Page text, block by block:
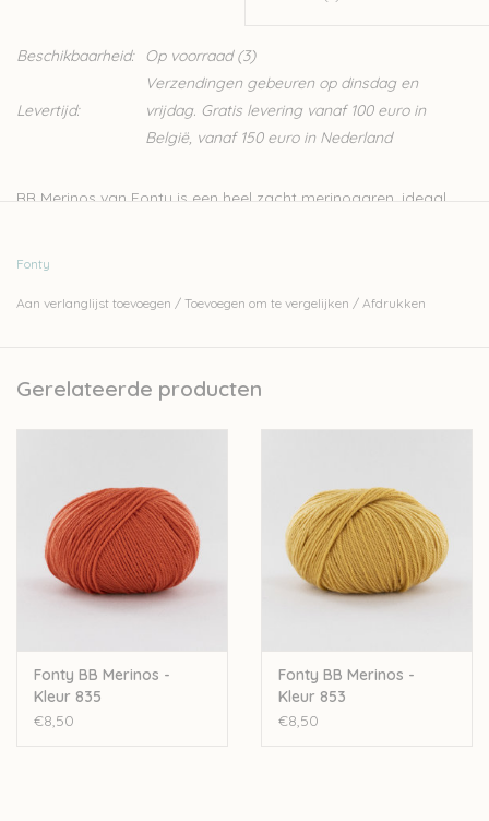
Beschikbaarheid: Op voorraad(3)
Levertijd:
Verzendingen gebeuren op dinsdag en
vrijdag. Gratis levering vanaf 100 euro in
België, vanaf 150 euro in Nederland
BB Merinos van Fonty is een heel zacht merinogaren, ideaal
door bijvoorbeeld te werken met een ecologisch
waterzuiveringsinstallatie. Er wordt met personeel uit de regio
heeft op zijn label een QR code, hierop vind je alle info over het
productieproces en de oorsprong van de grondstoffen.
De garens van Fonty worden gekleurd op strengen, wat zorgt
dat de kleur dieper in het garen dringt en langer zijn kleur
Nld: 2,5-3mm
50gr-200m
Fonty
Aan verlanglijst toevoegen / Toevoegen om te vergelijken / Afdrukken
Gerelateerde producten
Fonty BB Merinos -
Kleur 835
€8,50
Fonty BB Merinos -
Kleur 853
€8,50